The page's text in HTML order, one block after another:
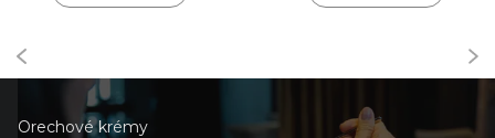
Orechové krémy